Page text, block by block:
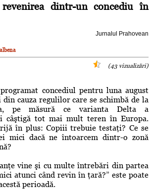
dintr-un concediu în
Jurnalul Prahovean
(43 vizualizări)
concediul pentru luna august
cauza regulilor care se schimbă de la
măsură ce varianta Delta a
câştigă tot mai mult teren în Europa.
în plus: Copiii trebuie testaţi? Ce se
mici dacă ne întoarcem dintr-o zonă
vine şi cu multe întrebări din partea
atunci când revin în ţară?” este poate
perioadă.